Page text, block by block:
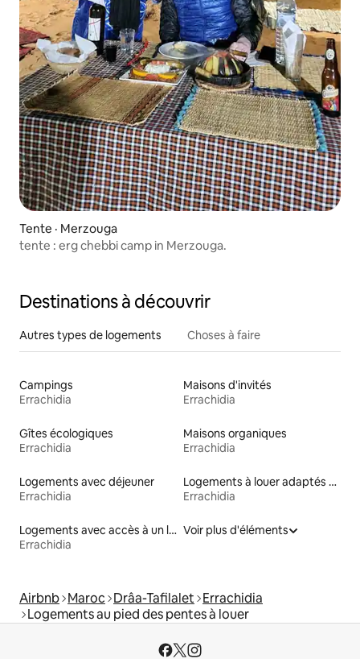
Tente · Merzouga
tente : erg chebbi camp in Merzouga.
Destinations à découvrir
Autres types de logements Choses à faire
Campings
Errachidia
Maisons d'invités
Errachidia
Gîtes écologiques
Errachidia
Maisons organiques
Errachidia
Logements avec déjeuner
Errachidia
Logements à louer adaptés aux animaux
Errachidia
Logements avec accès à un lac
Errachidia
Voir plus d'éléments
Airbnb Maroc Drâa-Tafilalet Errachidia
Logements au pied des pentes à louer